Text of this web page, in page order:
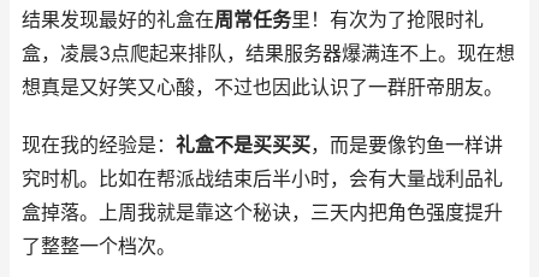
结果发现最好的礼盒在周常任务里！有次为了抢限时礼
盒，凌晨3点爬起来排队，结果服务器爆满连不上。现在想
想真是又好笑又心酸，不过也因此认识了一群肝帝朋友。
现在我的经验是： 礼盒不是买买买，而是要像钓鱼一样讲
究时机。比如在帮派战结束后半小时，会有大量战利品礼
盒掉落。上周我就是靠这个秘诀，三天内把角色强度提升
了整整一个档次。